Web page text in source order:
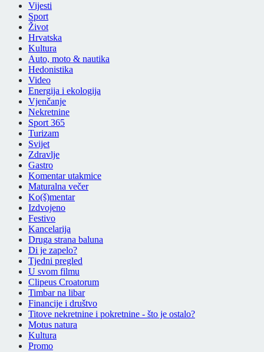
Vijesti
Sport
Život
Hrvatska
Kultura
Auto, moto & nautika
Hedonistika
Video
Energija i ekologija
Vjenčanje
Nekretnine
Sport 365
Turizam
Svijet
Zdravlje
Gastro
Komentar utakmice
Maturalna večer
Ko(š)mentar
Izdvojeno
Festivo
Kancelarija
Druga strana baluna
Di je zapelo?
Tjedni pregled
U svom filmu
Clipeus Croatorum
Timbar na libar
Financije i društvo
Titove nekretnine i pokretnine - što je ostalo?
Motus natura
Kultura
Promo